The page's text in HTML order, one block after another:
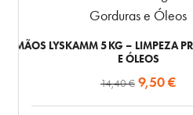
LYSKAMM 5 KG – LIMPEZA
E ÓLEOS
14,40€ O
preço
9,50€O